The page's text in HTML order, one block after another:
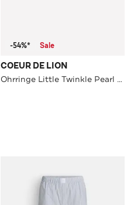
-54%* Sale
COEUR DE LION
Ohrringe Little Twinkle Pearl Mix weiß